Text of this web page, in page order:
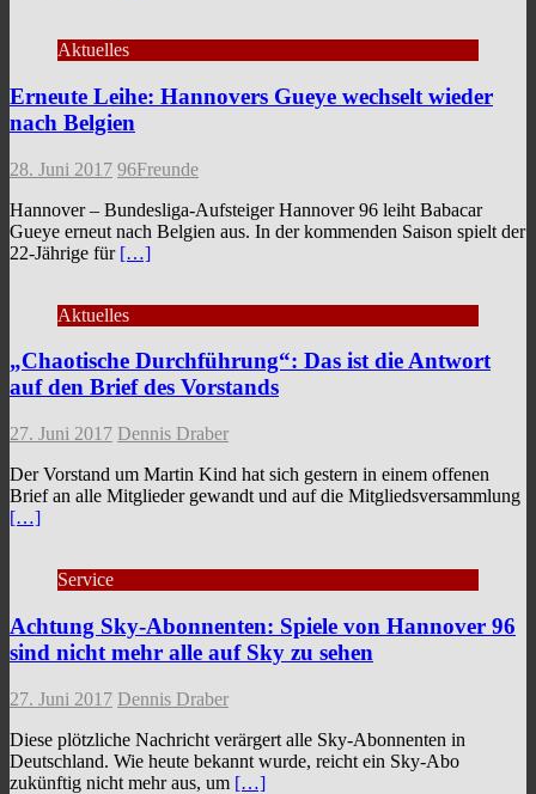
Aktuelles
Erneute Leihe: Hannovers Gueye wechselt wieder
nach Belgien
28. Juni 2017 96Freunde
Hannover – Bundesliga-Aufsteiger Hannover 96 leiht Babacar
Gueye erneut nach Belgien aus. In der kommenden Saison spielt der
22-Jährige für […]
Aktuelles
„Chaotische Durchführung“: Das ist die Antwort
auf den Brief des Vorstands
27. Juni 2017 Dennis Draber
Der Vorstand um Martin Kind hat sich gestern in einem offenen
Brief an alle Mitglieder gewandt und auf die Mitgliedsversammlung
[…]
Service
Achtung Sky-Abonnenten: Spiele von Hannover 96
sind nicht mehr alle auf Sky zu sehen
27. Juni 2017 Dennis Draber
Diese plötzliche Nachricht verärgert alle Sky-Abonnenten in
Deutschland. Wie heute bekannt wurde, reicht ein Sky-Abo
zukünftig nicht mehr aus, um […]